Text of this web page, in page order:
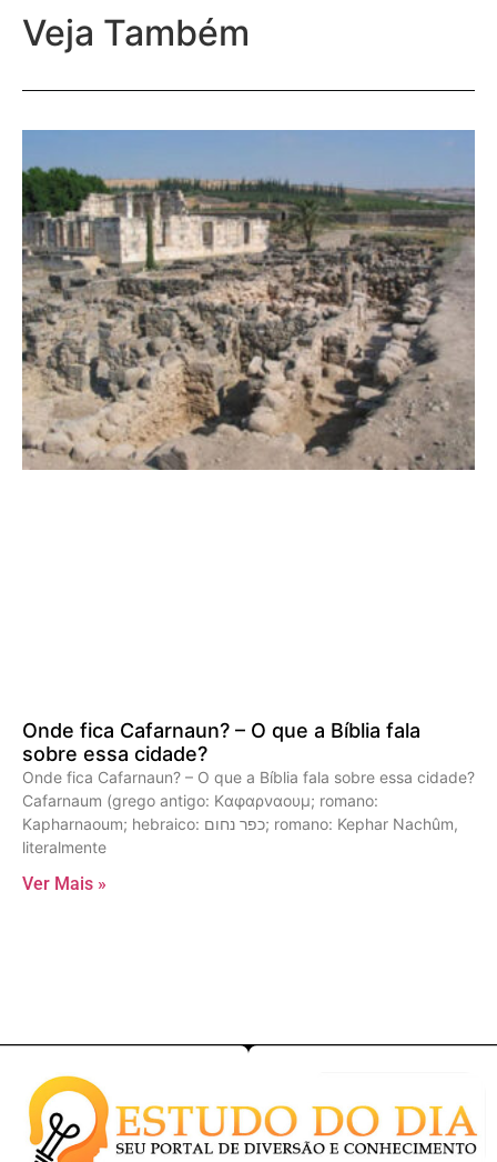
Veja Também
Onde fica Cafarnaun? – O que a Bíblia fala
sobre essa cidade?
Onde fica Cafarnaun? – O que a Bíblia fala sobre essa cidade?
Cafarnaum (grego antigo: Kαφαρναουμ; romano:
Kapharnaoum; hebraico: כפר נחום; romano: Kephar Nachûm,
literalmente
Ver Mais »